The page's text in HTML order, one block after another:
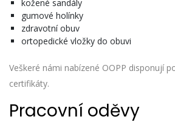
kožené sandály
gumové holínky
zdravotní obuv
ortopedické vložky do obuvi
Veškeré námi nabízené OOPP disponují
certifikáty.
Pracovní oděvy